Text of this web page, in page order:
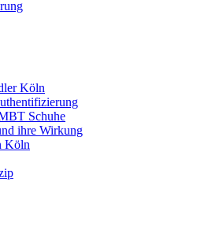
Köln
Schuhe
ihre Wirkung
Köln